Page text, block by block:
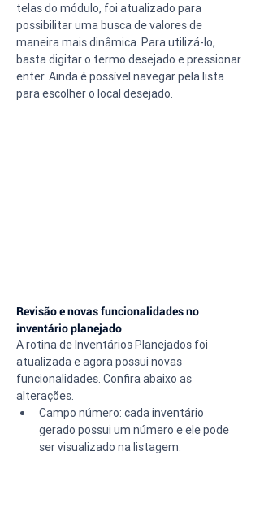
telas do módulo, foi atualizado para
possibilitar uma busca de valores de
maneira mais dinâmica. Para utilizá-lo,
basta digitar o termo desejado e pressionar
enter. Ainda é possível navegar pela lista
para escolher o local desejado.
Revisão e novas funcionalidades no
inventário planejado
A rotina de Inventários Planejados foi
atualizada e agora possui novas
funcionalidades. Confira abaixo as
alterações.
Campo número: cada inventário
gerado possui um número e ele pode
ser visualizado na listagem.